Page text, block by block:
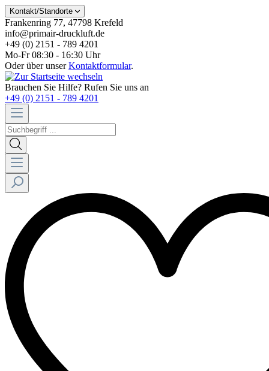
Kontakt/Standorte
Frankenring 77, 47798 Krefeld
info@primair-druckluft.de
+49 (0) 2151 - 789 4201
Mo-Fr 08:30 - 16:30 Uhr
Oder über unserKontaktformular.
Brauchen Sie Hilfe? Rufen Sie uns an
+49 (0) 2151 - 789 4201